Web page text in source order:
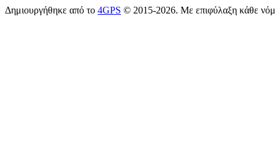
Δημιουργήθηκε από το 4GPS © 2015-2026. Με επιφύλαξη κάθε